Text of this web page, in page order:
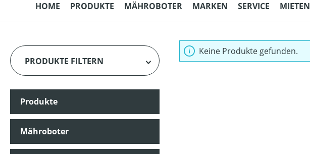
HOME PRODUKTE MÄHROBOTER MARKEN SERVICE MIETEN
PRODUKTE FILTERN
Produkte
Mähroboter
Keine Produkte gefunden.